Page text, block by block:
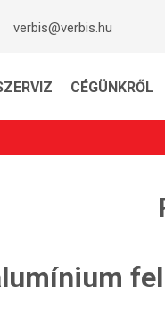
verbis@verbis.hu
CÉGÜNKRŐL